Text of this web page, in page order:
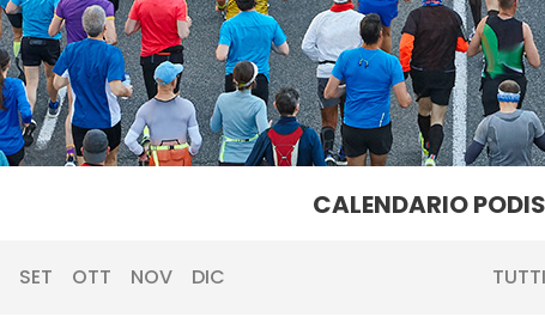
CALENDARIO
SET OTT NOV DIC TUTTI